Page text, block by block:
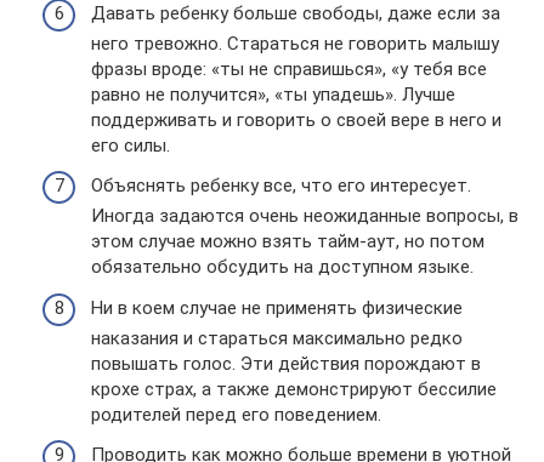
Давать ребенку больше свободы, даже если за
него тревожно. Стараться не говорить малышу
фразы вроде: «ты не справишься», «у тебя все
равно не получится», «ты упадешь». Лучше
поддерживать и говорить о своей вере в него и
его силы.
Объяснять ребенку все, что его интересует.
Иногда задаются очень неожиданные вопросы, в
этом случае можно взять тайм-аут, но потом
обязательно обсудить на доступном языке.
Ни в коем случае не применять физические
наказания и стараться максимально редко
повышать голос. Эти действия порождают в
крохе страх, а также демонстрируют бессилие
родителей перед его поведением.
Проводить как можно больше времени в уютной